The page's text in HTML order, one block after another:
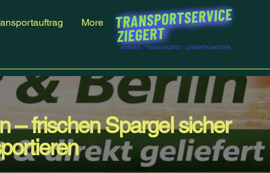
More
– frischen Spargel sicher